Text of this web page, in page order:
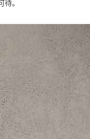
。